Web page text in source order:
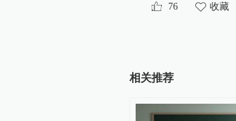
76 收藏
相关推荐